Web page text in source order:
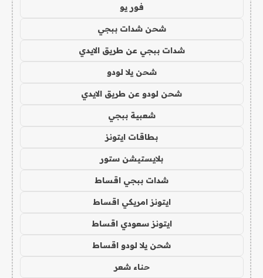
فور يو
شحن شدات ببجي
شدات ببجي عن طريق الايدي
شحن يلا لودو
شحن لودو عن طريق الايدي
شعبية ببجي
بطاقات ايتونز
بلايستيشن ستور
شدات ببجي اقساط
ايتونز امريكي اقساط
ايتونز سعودي اقساط
شحن يلا لودو اقساط
حناء شعر